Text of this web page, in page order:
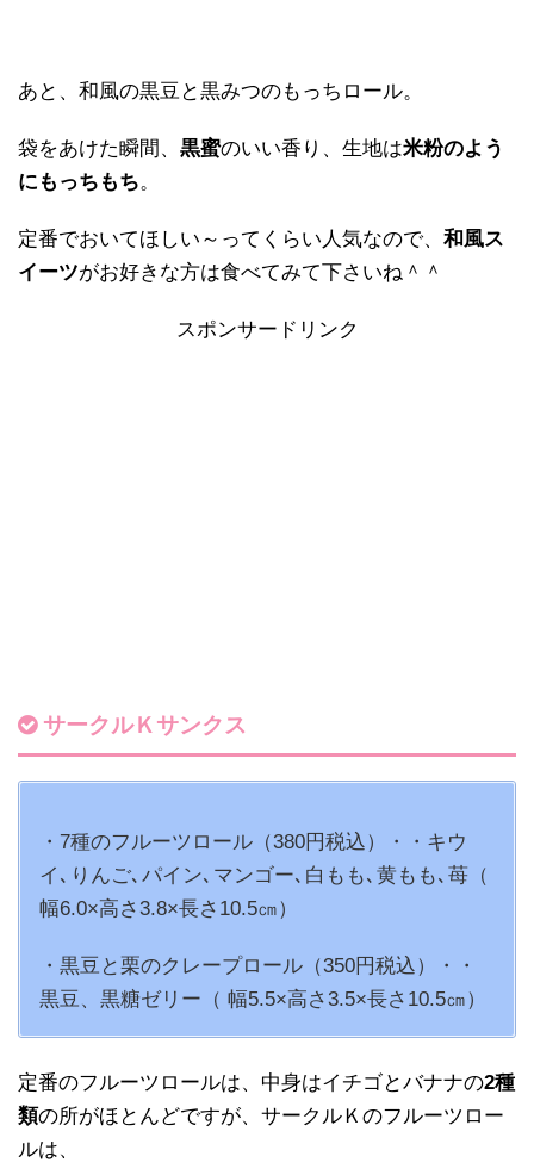
あと、和風の黒豆と黒みつのもっちロール。
袋をあけた瞬間、 黒蜜のいい香り、生地は米粉のよう
にもっちもち。
定番でおいてほしい～ってくらい人気なので、 和風ス
イーツがお好きな方は食べてみて下さいね＾＾
スポンサードリンク
サークルＫサンクス
・7種のフルーツロール（380円税込）・・キウ
イ､りんご､パイン､マンゴー､白もも､黄もも､苺（
幅6.0×高さ3.8×長さ10.5㎝）
・黒豆と栗のクレープロール（350円税込）・・
黒豆、黒糖ゼリー（ 幅5.5×高さ3.5×長さ10.5㎝）
定番のフルーツロールは、中身はイチゴとバナナの2種
類の所がほとんどですが、サークルＫのフルーツロー
ルは、